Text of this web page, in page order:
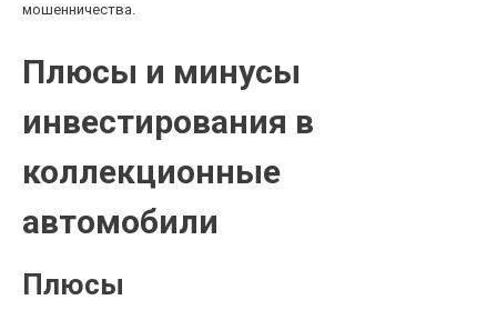
мошенничества.
Плюсы и минусы
инвестирования в
коллекционные
автомобили
Плюсы